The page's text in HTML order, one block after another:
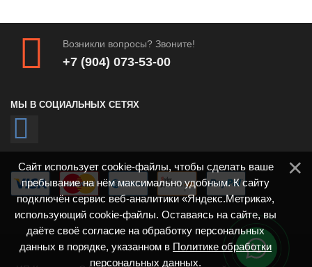
Возникли вопросы? Звоните!
+7 (904) 073-53-00
МЫ В СОЦИАЛЬНЫХ СЕТЯХ
Сайт использует cookie-файлы, чтобы сделать ваше
пребывание на нём максимально удобным. К сайту
подключён сервис веб-аналитики «Яндекс.Метрика»,
использующий cookie-файлы. Оставаясь на сайте, вы
даёте своё согласие на обработку персональных
данных в порядке, указанном в Политике обработки
персональных данных.